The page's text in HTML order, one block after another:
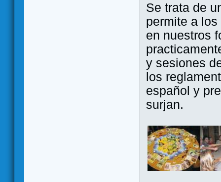
Se trata de
permite a
en nuestros
y sesiones
los
español y
surjan.